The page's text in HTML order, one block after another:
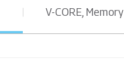
V-CORE, Memory